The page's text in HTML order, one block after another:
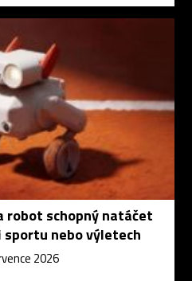
robot schopný natáčet
nebo výletech
2026